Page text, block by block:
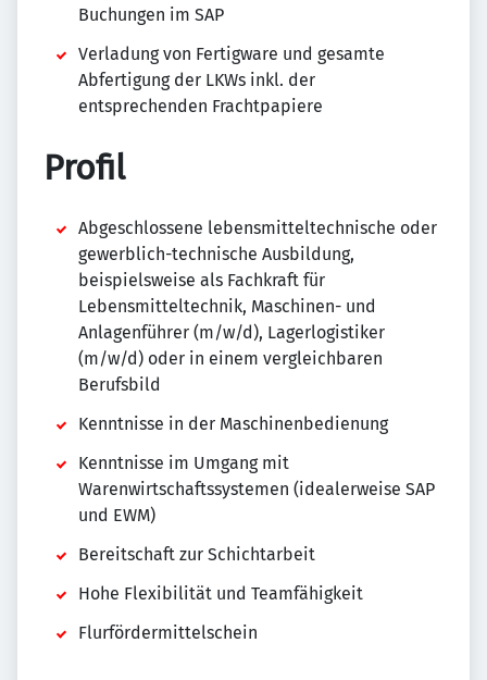
Buchungen im SAP
Verladung von Fertigware und gesamte
Abfertigung der LKWs inkl. der
entsprechenden Frachtpapiere
Profil
Abgeschlossene lebensmitteltechnische oder
gewerblich-technische Ausbildung,
beispielsweise als Fachkraft für
Lebensmitteltechnik, Maschinen- und
Anlagenführer (m/w/d), Lagerlogistiker
(m/w/d) oder in einem vergleichbaren
Berufsbild
Kenntnisse in der Maschinenbedienung
Kenntnisse im Umgang mit
Warenwirtschaftssystemen (idealerweise SAP
und EWM)
Bereitschaft zur Schichtarbeit
Hohe Flexibilität und Teamfähigkeit
Flurfördermittelschein